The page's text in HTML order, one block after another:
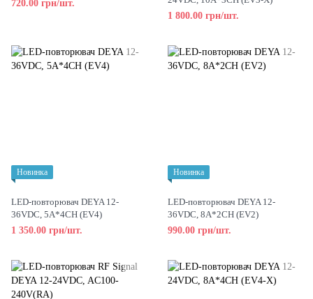
720.00 грн/шт.
1 800.00 грн/шт.
Новинка
LED-повторювач DEYA 12-
36VDC, 5A*4CH (EV4)
1 350.00 грн/шт.
Новинка
LED-повторювач DEYA 12-
36VDC, 8A*2CH (EV2)
990.00 грн/шт.